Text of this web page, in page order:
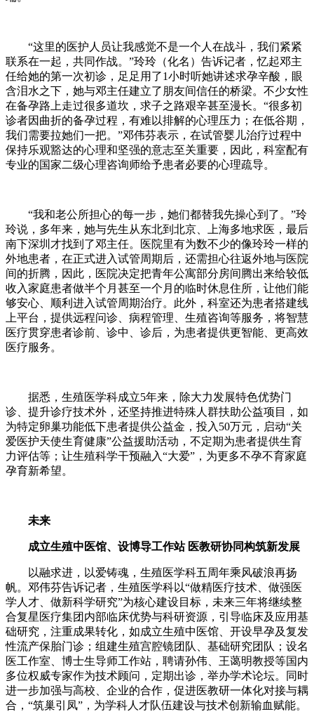
“这里的医护人员让我感觉不是一个人在战斗，我们紧紧
联系在一起，共同作战。”玲玲（化名）告诉记者，忆起邓主
任给她的第一次初诊，足足用了1小时听她讲述求孕辛酸，眼
含泪水之下，她与邓主任建立了朋友间信任的桥梁。不少女性
在备孕路上走过很多道坎，求子之路艰辛甚至漫长。“很多初
诊者因曲折的备孕过程，有难以排解的心理压力；在低谷期，
我们需要拉她们一把。”邓伟芬表示，在试管婴儿治疗过程中
保持乐观豁达的心理和坚强的意志至关重要，因此，科室配有
专业的国家二级心理咨询师给予患者必要的心理疏导。
“我和老公所担心的每一步，她们都替我先操心到了。”玲
玲说，多年来，她与先生从东北到北京、上海多地求医，最后
南下深圳才找到了邓主任。医院里有为数不少的像玲玲一样的
外地患者，在正式进入试管周期后，还需担心往返外地与医院
间的折腾，因此，医院决定把青年公寓部分房间腾出来给较低
收入家庭患者做半个月甚至一个月的临时休息住所，让他们能
够安心、顺利进入试管周期治疗。此外，科室还为患者搭建线
上平台，提供远程问诊、病程管理、生殖咨询等服务，将智慧
医疗贯穿患者诊前、诊中、诊后，为患者提供更智能、更高效
医疗服务。
据悉，生殖医学科成立5年来，除大力发展特色优势门
诊、提升诊疗技术外，还坚持推进特殊人群扶助公益项目，如
为特定卵巢功能低下患者提供公益金，投入50万元，启动“关
爱医护天使生育健康”公益援助活动，不定期为患者提供生育
力评估等；让生殖科学干预融入“大爱”，为更多不孕不育家庭
孕育新希望。
未来
成立生殖中医馆、设博导工作站 医教研协同构筑新发展
以融求进，以爱铸魂，生殖医学科五周年乘风破浪再扬
帆。邓伟芬告诉记者，生殖医学科以“做精医疗技术、做强医
学人才、做新科学研究”为核心建设目标，未来三年将继续整
合复星医疗集团内部临床优势与科研资源，引导临床及应用基
础研究，注重成果转化，如成立生殖中医馆、开设早孕及复发
性流产保胎门诊；组建生殖宫腔镜团队、基础研究团队；设名
医工作室、博士生导师工作站，聘请孙伟、王蔼明教授等国内
多位权威专家作为技术顾问，定期出诊，举办学术论坛。同时
进一步加强与高校、企业的合作，促进医教研一体化对接与耦
合，“筑巢引凤”，为学科人才队伍建设与技术创新输血赋能。